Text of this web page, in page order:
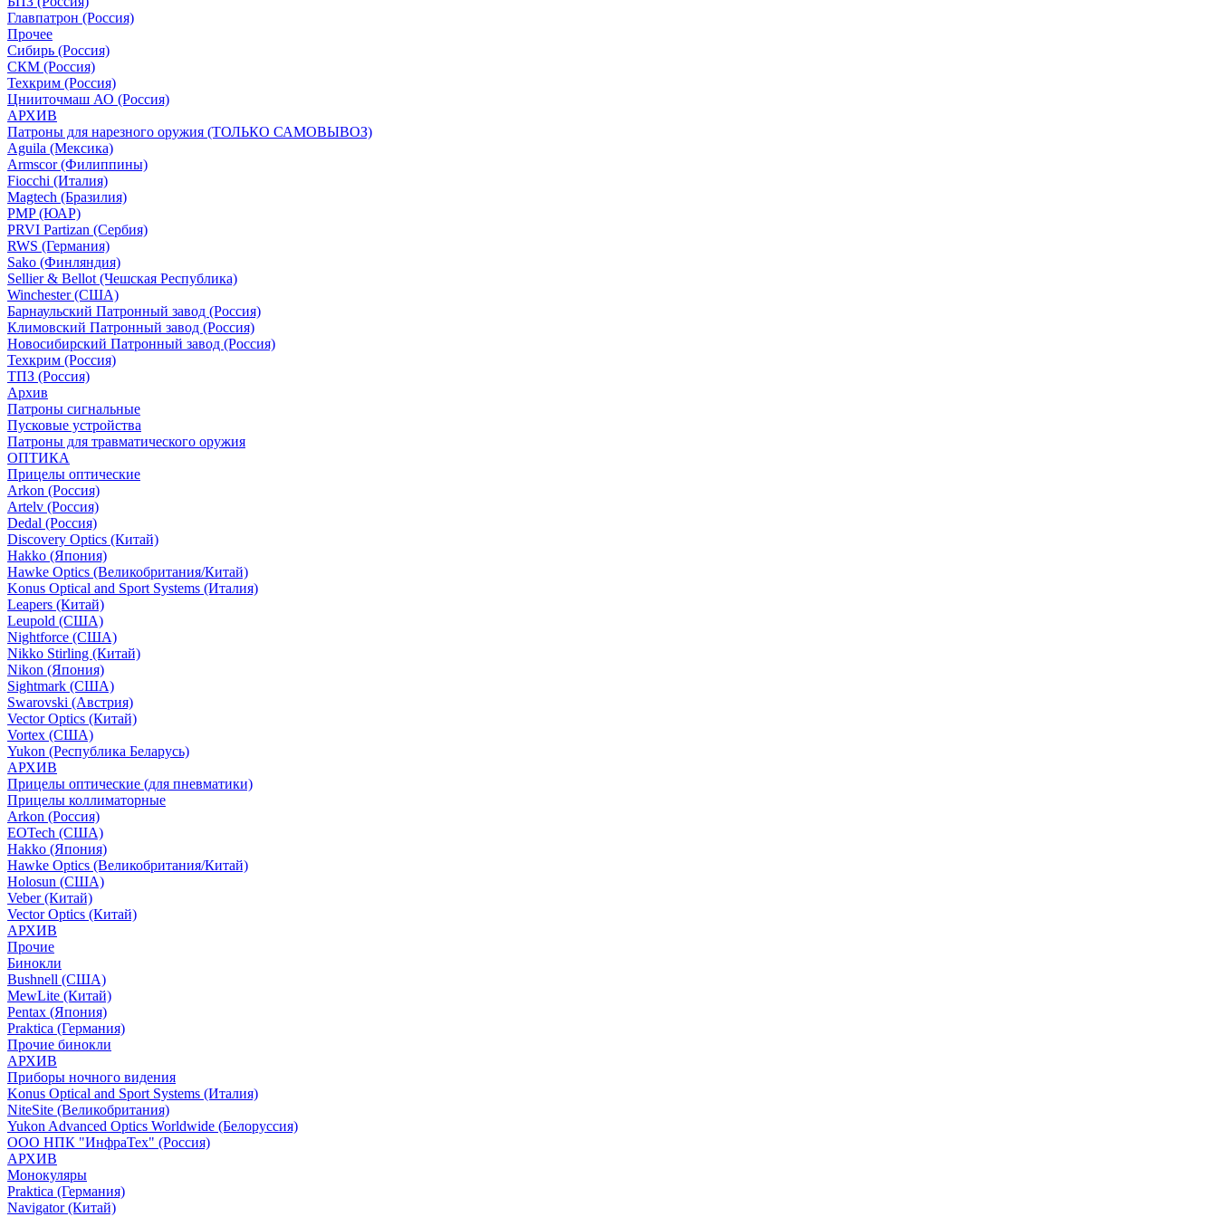
Главпатрон (Россия)
Прочее
Сибирь (Россия)
СКМ (Россия)
Техкрим (Россия)
Цнииточмаш АО (Россия)
АРХИВ
Патроны для нарезного оружия (ТОЛЬКО САМОВЫВОЗ)
Aguila (Мексика)
Armscor (Филиппины)
Fiocchi (Италия)
Magtech (Бразилия)
PMP (ЮАР)
PRVI Partizan (Сербия)
RWS (Германия)
Sako (Финляндия)
Sellier & Bellot (Чешская Республика)
Winchester (США)
Барнаульский Патронный завод (Россия)
Климовский Патронный завод (Россия)
Новосибирский Патронный завод (Россия)
Техкрим (Россия)
ТПЗ (Россия)
Архив
Патроны сигнальные
Пусковые устройства
Патроны для травматического оружия
ОПТИКА
Прицелы оптические
Arkon (Россия)
Artelv (Россия)
Dedal (Россия)
Discovery Optics (Китай)
Hakko (Япония)
Hawke Optics (Великобритания/Китай)
Konus Optical and Sport Systems (Италия)
Leapers (Китай)
Leupold (США)
Nightforce (США)
Nikko Stirling (Китай)
Nikon (Япония)
Sightmark (США)
Swarovski (Австрия)
Vector Optics (Китай)
Vortex (США)
Yukon (Республика Беларусь)
АРХИВ
Прицелы оптические (для пневматики)
Прицелы коллиматорные
Arkon (Россия)
EOTech (США)
Hakko (Япония)
Hawke Optics (Великобритания/Китай)
Holosun (США)
Veber (Китай)
Vector Optics (Китай)
АРХИВ
Прочие
Бинокли
Bushnell (США)
MewLite (Китай)
Pentax (Япония)
Praktica (Германия)
Прочие бинокли
АРХИВ
Приборы ночного видения
Konus Optical and Sport Systems (Италия)
NiteSite (Великобритания)
Yukon Advanced Optics Worldwide (Белоруссия)
ООО НПК "ИнфраТех" (Россия)
АРХИВ
Монокуляры
Praktica (Германия)
Navigator (Китай)